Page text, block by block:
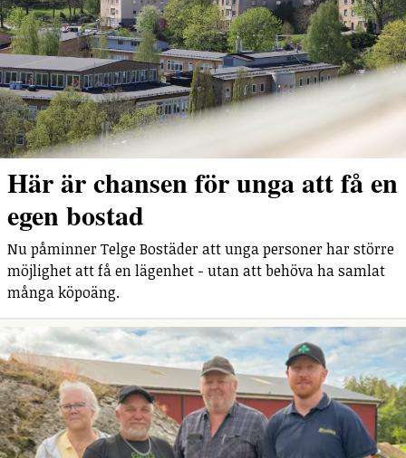
Här är chansen för unga att få en
egen bostad
Nu påminner Telge Bostäder att unga personer har större
möjlighet att få en lägenhet - utan att behöva ha samlat
många köpoäng.